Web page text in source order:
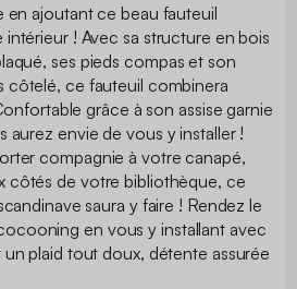
en ajoutant ce beau fauteuil
! Avec sa structure en bois
ses pieds compas et son
côtelé, ce fauteuil combinera
grâce à son assise garnie
aurez envie de vous y installer !
compagnie à votre canapé,
côtés de votre bibliothèque, ce
saura y faire ! Rendez le
en vous y installant avec
plaid tout doux, détente assurée